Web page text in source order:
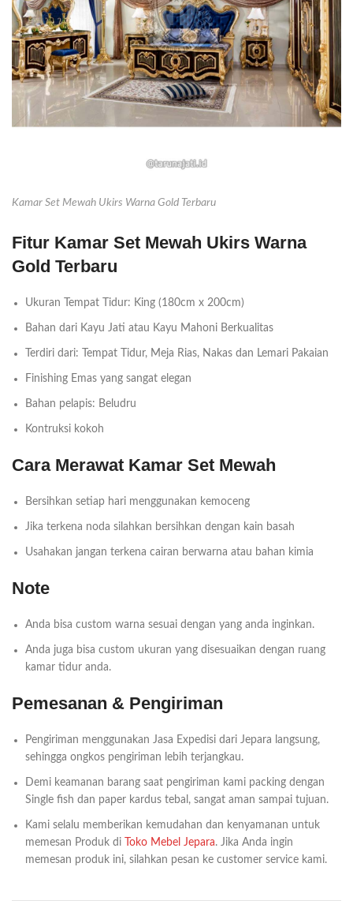
Kamar Set Mewah Ukirs Warna Gold Terbaru
Fitur Kamar Set Mewah Ukirs Warna
Gold Terbaru
Ukuran Tempat Tidur: King (180cm x 200cm)
Bahan dari Kayu Jati atau Kayu Mahoni Berkualitas
Terdiri dari: Tempat Tidur, Meja Rias, Nakas dan Lemari Pakaian
Finishing Emas yang sangat elegan
Bahan pelapis: Beludru
Kontruksi kokoh
Cara Merawat Kamar Set Mewah
Bersihkan setiap hari menggunakan kemoceng
Jika terkena noda silahkan bersihkan dengan kain basah
Usahakan jangan terkena cairan berwarna atau bahan kimia
Note
Anda bisa custom warna sesuai dengan yang anda inginkan.
Anda juga bisa custom ukuran yang disesuaikan dengan ruang
kamar tidur anda.
Pemesanan & Pengiriman
Pengiriman menggunakan Jasa Expedisi dari Jepara langsung,
sehingga ongkos pengiriman lebih terjangkau.
Demi keamanan barang saat pengiriman kami packing dengan
Single fish dan paper kardus tebal, sangat aman sampai tujuan.
Kami selalu memberikan kemudahan dan kenyamanan untuk
memesan Produk di
Toko Mebel Jepara. Jika Anda ingin
memesan produk ini, silahkan pesan ke customer service kami.